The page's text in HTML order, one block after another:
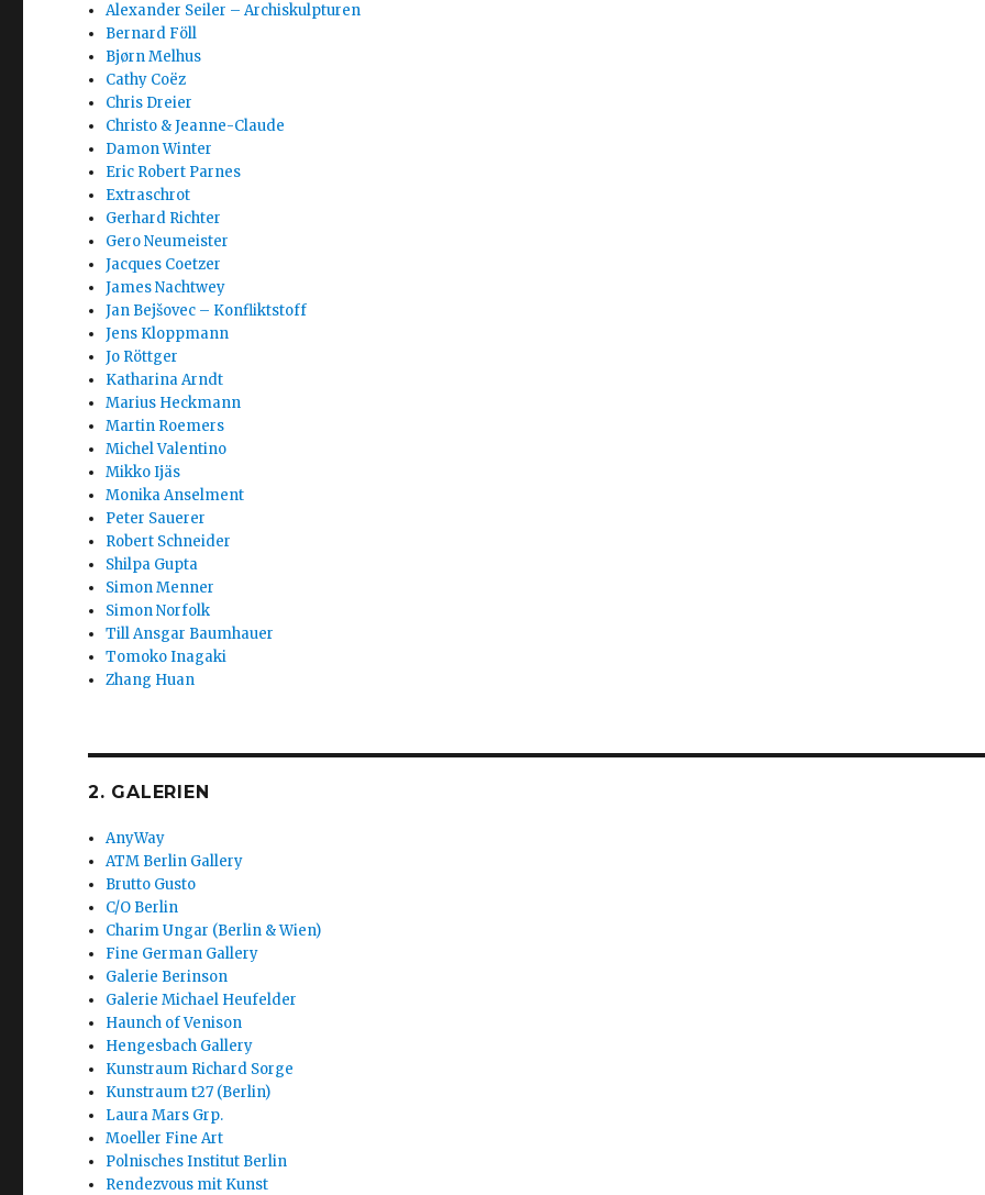
Alexander Seiler – Archiskulpturen
Bernard Föll
Bjørn Melhus
Cathy Coëz
Chris Dreier
Christo & Jeanne-Claude
Damon Winter
Eric Robert Parnes
Extraschrot
Gerhard Richter
Gero Neumeister
Jacques Coetzer
James Nachtwey
Jan Bejšovec – Konfliktstoff
Jens Kloppmann
Jo Röttger
Katharina Arndt
Marius Heckmann
Martin Roemers
Michel Valentino
Mikko Ijäs
Monika Anselment
Peter Sauerer
Robert Schneider
Shilpa Gupta
Simon Menner
Simon Norfolk
Till Ansgar Baumhauer
Tomoko Inagaki
Zhang Huan
2. GALERIEN
AnyWay
ATM Berlin Gallery
Brutto Gusto
C/O Berlin
Charim Ungar (Berlin & Wien)
Fine German Gallery
Galerie Berinson
Galerie Michael Heufelder
Haunch of Venison
Hengesbach Gallery
Kunstraum Richard Sorge
Kunstraum t27 (Berlin)
Laura Mars Grp.
Moeller Fine Art
Polnisches Institut Berlin
Rendezvous mit Kunst